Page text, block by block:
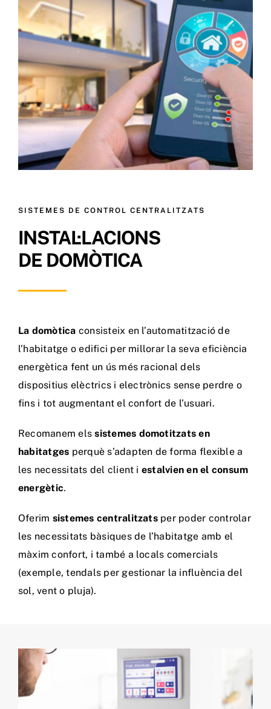
SISTEMES DE CONTROL CENTRALITZATS
INSTAL·LACIONS
DE DOMÒTICA
La domòtica consisteix en l’automatització de
l’habitatge o edifici per millorar la seva eficiència
energètica fent un ús més racional dels
dispositius elèctrics i electrònics sense perdre o
fins i tot augmentant el confort de l’usuari.
Recomanem elssistemes domotitzats en
habitatges perquè s’adapten de forma flexible a
les necessitats del client i estalvien en el consum
energètic.
Oferim sistemes centralitzatsper poder controlar
les necessitats bàsiques de l’habitatge amb el
màxim confort, i també a locals comercials
(exemple, tendals per gestionar la influència del
sol, vent o pluja).